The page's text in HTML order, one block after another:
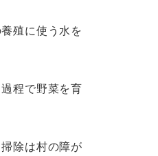
殖に使う水を
程で野菜を育
除は村の障が